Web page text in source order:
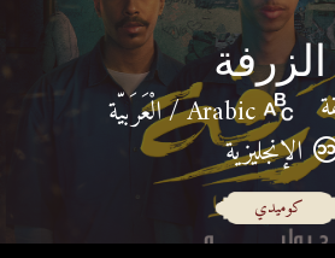
الزرفة
Arabic / الْعَرَبيّة
الإنجليزية
كوميدي